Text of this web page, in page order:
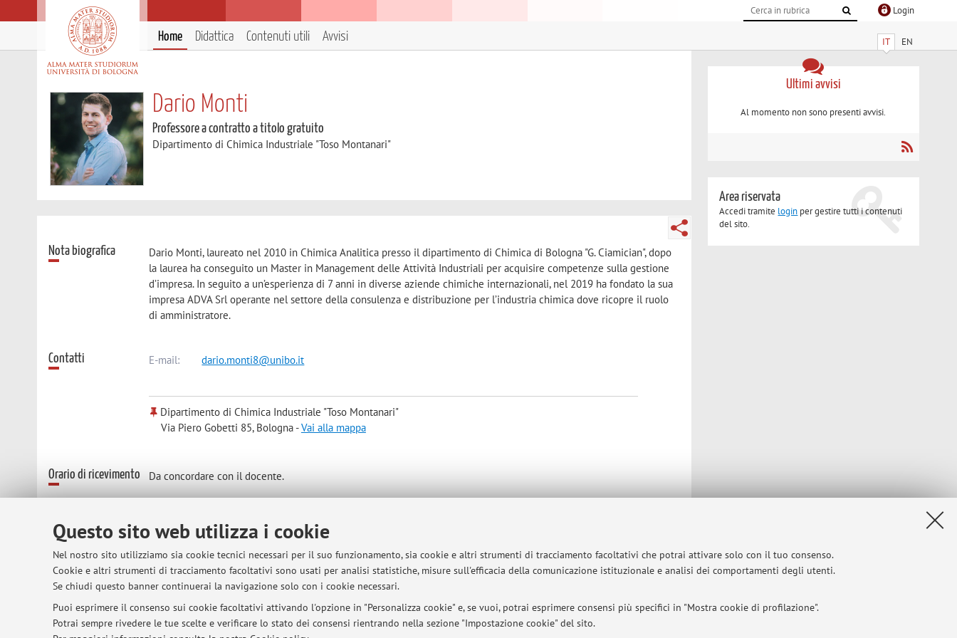
Questo sito web utilizza i cookie
Nel nostro sito utilizziamo sia cookie tecnici necessari per il suo funzionamento, sia cookie e altri strumenti di tracciamento facoltativi che potrai attivare solo con il tuo consenso.
Cookie e altri strumenti di tracciamento facoltativi sono usati per analisi statistiche, misure sull'efficacia della comunicazione istituzionale e analisi dei comportamenti degli utenti.
Se chiudi questo banner continuerai la navigazione solo con i cookie necessari.
Puoi esprimere il consenso sui cookie facoltativi attivando l'opzione in "Personalizza cookie" e, se vuoi, potrai esprimere consensi più specifici in "Mostra cookie di profilazione".
Potrai sempre rivedere le tue scelte e verificare lo stato dei consensi rientrando nella sezione "Impostazione cookie" del sito.
Login
IT EN
Home Didattica Contenuti utili Avvisi
Dario Monti
Professore a contratto a titolo gratuito
Dipartimento di Chimica Industriale "Toso Montanari"
Nota biografica
Dario Monti, laureato nel 2010 in Chimica Analitica presso il dipartimento di Chimica di Bologna "G. Ciamician", dopo
la laurea ha conseguito un Master in Management delle Attività Industriali per acquisire competenze sulla gestione
d’impresa. In seguito a un’esperienza di 7 anni in diverse aziende chimiche internazionali, nel 2019 ha fondato la sua
impresa ADVA Srl operante nel settore della consulenza e distribuzione per l’industria chimica dove ricopre il ruolo
di amministratore.
Contatti E-mail: dario.monti8@unibo.it
Dipartimento di Chimica Industriale "Toso Montanari"
Via Piero Gobetti 85, Bologna -Vai alla mappa
Orario di ricevimento Da concordare con il docente.
Ultimi avvisi
Al momento non sono presenti avvisi.
Area riservata
Accedi tramite login per gestire tutti i contenuti
del sito.